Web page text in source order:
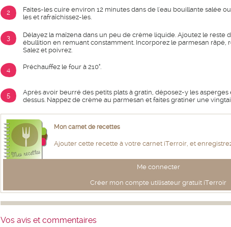
2
Faites-les cuire environ 12 minutes dans de l'eau bouillante salée
les et rafraîchissez-les.
3
Délayez la maïzena dans un peu de crème liquide. Ajoutez le reste
ébullition en remuant constamment. Incorporez le parmesan râpé,
Salez et poivrez.
4 Préchauffez le four à 210°.
5
Après avoir beurré des petits plats à gratin, déposez-y les
dessus. Nappez de crème au parmesan et faites gratiner une
Mon carnet de recettes
Ajouter cette recette à votre carnet iTerroir, et
Me connecter
Créer mon compte utilisateur gratuit iTerroir
Vos avis et commentaires